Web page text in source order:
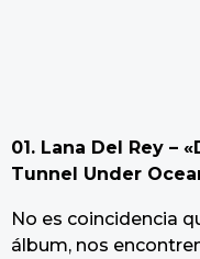
01. Lana Del Rey –
Tunnel Under
No es coincidencia
álbum, nos